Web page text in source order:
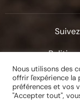
Copyright ©
Nous utilisons des
offrir l'expérience
préférences et vos
"Accepter tout",